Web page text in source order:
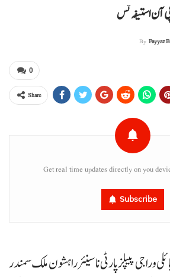
آن استیفہ تس
By Fayyaz
0
Share
Get real time updates directly on you
Subscribe
و راجی پیپلزپارٹی نا سینئر راہشون ملک سمندر